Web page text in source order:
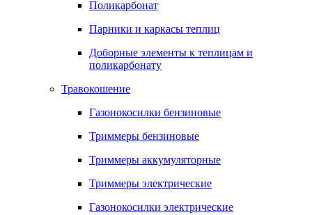
Поликарбонат
Парники и каркасы теплиц
Доборные элементы к теплицам и
поликарбонату
Травокошение
Газонокосилки бензиновые
Триммеры бензиновые
Триммеры аккумуляторные
Триммеры электрические
Газонокосилки электрические